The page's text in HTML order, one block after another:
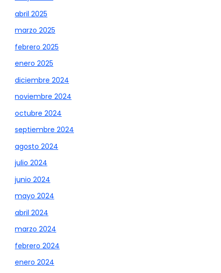
abril 2025
marzo 2025
febrero 2025
enero 2025
diciembre 2024
noviembre 2024
octubre 2024
septiembre 2024
agosto 2024
julio 2024
junio 2024
mayo 2024
abril 2024
marzo 2024
febrero 2024
enero 2024